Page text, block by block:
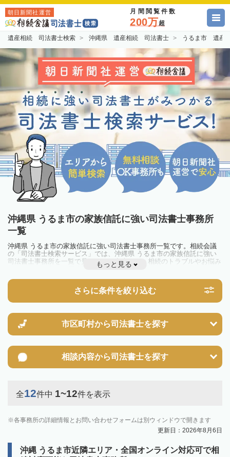
朝日新聞社運営 月間閲覧件数
200万超
遺産相続 司法書士検索 沖縄県 遺産相続 司法書士 うるま市 遺産
沖縄県 うるま市の家族信託に強い司法書士事務所
一覧
沖縄県 うるま市の家族信託に強い司法書士事務所一覧です。相続会議
の「司法書士検索サービス」では、沖縄県 うるま市の家族信託に強い
司法書士事務所を一覧で見ることが出来ます。相続のトラブルやお悩み
を抱えている方は一度近隣の司法書士に相談してみましょう。
もっと見る
さらに条件を絞り込む
市区町村から司法書士を探す
相談内容から司法書士を探す
全12件中 1~12件を表示
各事務所の詳細情報とお問い合わせフォームは別ウィンドウで開きます
更新日：2026年8月6日
沖縄 うるま市近隣エリア・全国オンライン対応可で相